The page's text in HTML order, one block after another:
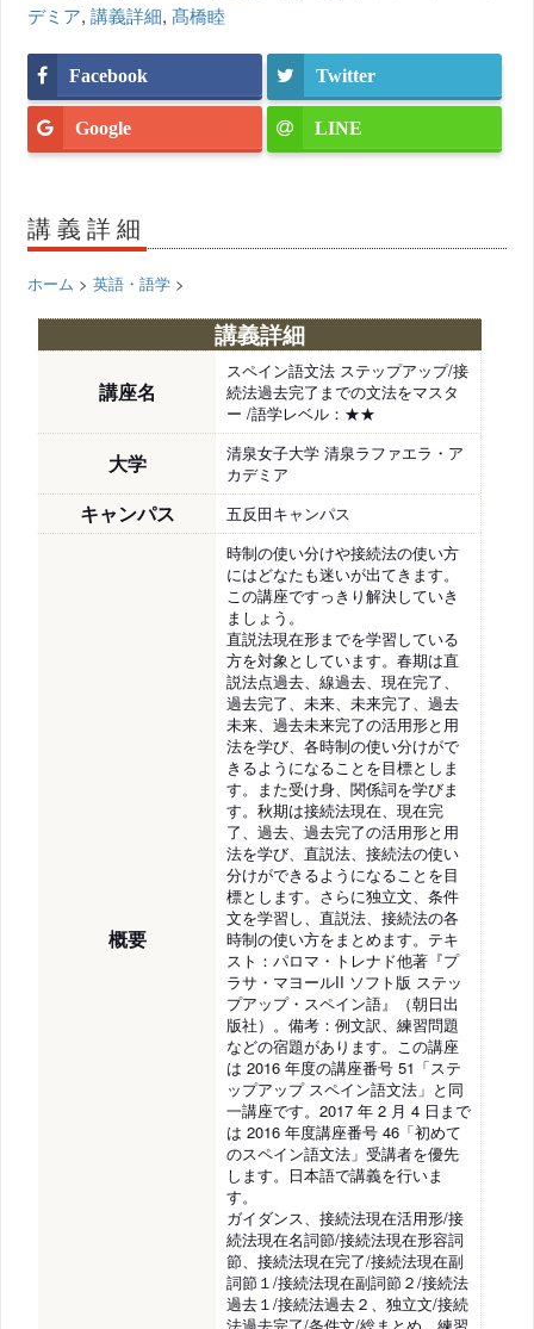
デミア,講義詳細,髙橋睦
Facebook Twitter
Google LINE
講義詳細
ホーム >英語・語学 >
講義詳細
講座名
スペイン語文法 ステップアップ/接
続法過去完了までの文法をマスタ
ー /語学レベル：★★
大学
清泉女子大学 清泉ラファエラ・ア
カデミア
キャンパス 五反田キャンパス
概要
時制の使い分けや接続法の使い方
にはどなたも迷いが出てきます。
この講座ですっきり解決していき
ましょう。
直説法現在形までを学習している
方を対象としています。春期は直
説法点過去、線過去、現在完了、
過去完了、未来、未来完了、過去
未来、過去未来完了の活用形と用
法を学び、各時制の使い分けがで
きるようになることを目標としま
す。また受け身、関係詞を学びま
す。秋期は接続法現在、現在完
了、過去、過去完了の活用形と用
法を学び、直説法、接続法の使い
分けができるようになることを目
標とします。さらに独立文、条件
文を学習し、直説法、接続法の各
時制の使い方をまとめます。テキ
スト：パロマ・トレナド他著『プ
ラサ・マヨールII ソフト版 ステッ
プアップ・スペイン語』（朝日出
版社）。備考：例文訳、練習問題
などの宿題があります。この講座
は 2016 年度の講座番号 51「ステ
ップアップ スペイン語文法」と同
一講座です。2017 年 2 月 4 日まで
は 2016 年度講座番号 46「初めて
のスペイン語文法」受講者を優先
します。日本語で講義を行いま
す。
ガイダンス、接続法現在活用形/接
続法現在名詞節/接続法現在形容詞
節、接続法現在完了/接続法現在副
詞節１/接続法現在副詞節２/接続法
過去１/接続法過去２、独立文/接続